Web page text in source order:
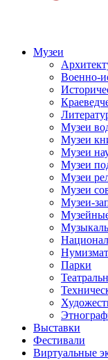
Музеи
Военно-
Музеи
Музеи
Музеи
Музеи
Музеи
Музеи
Музеи-
Парки
Выставки
Фестивали
Виртуальные